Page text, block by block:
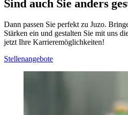
Sind auch Sie anders
Dann passen Sie perfekt zu Juzo.
Stärken ein und gestalten Sie mit uns
jetzt Ihre Karrieremöglichkeiten!
Stellenangebote